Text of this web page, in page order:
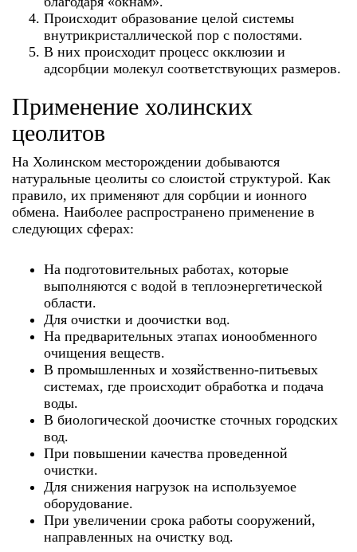
Происходит образование целой системы
внутрикристаллической пор с полостями.
В них происходит процесс окклюзии и
адсорбции молекул соответствующих размеров.
Применение холинских
цеолитов
На Холинском месторождении добываются
натуральные цеолиты со слоистой структурой. Как
правило, их применяют для сорбции и ионного
обмена. Наиболее распространено применение в
следующих сферах:
На подготовительных работах, которые
выполняются с водой в теплоэнергетической
области.
Для очистки и доочистки вод.
На предварительных этапах ионообменного
очищения веществ.
В промышленных и хозяйственно-питьевых
системах, где происходит обработка и подача
воды.
В биологической доочистке сточных городских
вод.
При повышении качества проведенной
очистки.
Для снижения нагрузок на используемое
оборудование.
При увеличении срока работы сооружений,
направленных на очистку вод.